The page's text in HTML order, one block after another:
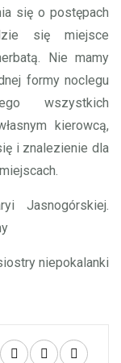
się o postępach
się miejsce
Nie mamy
formy noclegu
wszystkich
kierowcą,
i znalezienie dla
Jasnogórskiej.
niepokalanki